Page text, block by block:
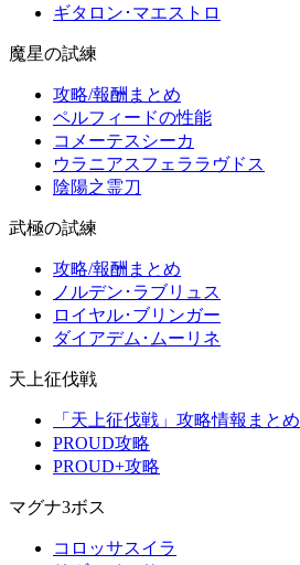
ギタロン･マエストロ
魔星の試練
攻略/報酬まとめ
ペルフィードの性能
コメーテスシーカ
ウラニアスフェララヴドス
陰陽之霊刀
武極の試練
攻略/報酬まとめ
ノルデン･ラブリュス
ロイヤル･ブリンガー
ダイアデム･ムーリネ
天上征伐戦
「天上征伐戦」攻略情報まとめ
PROUD攻略
PROUD+攻略
マグナ3ボス
コロッサスイラ